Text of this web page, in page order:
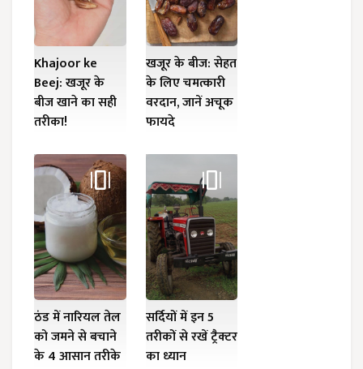
Khajoor ke
Beej: खजूर के
बीज खाने का सही
तरीका!
खजूर के बीज: सेहत
के लिए चमत्कारी
वरदान, जानें अचूक
फायदे
ठंड में नारियल तेल
को जमने से बचाने
के 4 आसान तरीके
सर्दियों में इन 5
तरीकों से रखें ट्रैक्टर
का ध्यान